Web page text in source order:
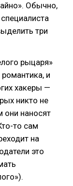
Обычно,
три
рыцаря»
романтика, и
хакеры —
никто не
они наносят
то сам
на
это